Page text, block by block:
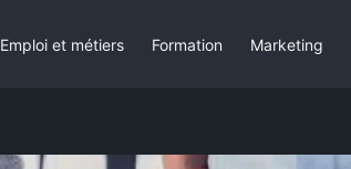
Emploi et métiers Formation Marketing